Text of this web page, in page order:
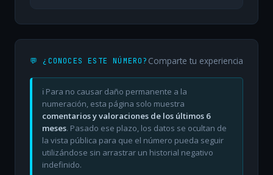
💬 ¿CONOCES ESTE NÚMERO? Comparte tu experiencia
ℹ️ Para no causar daño permanente a la
numeración, esta página solo muestra
comentarios y valoraciones de los últimos 6
meses. Pasado ese plazo, los datos se ocultan de
la vista pública para que el número pueda seguir
utilizándose sin arrastrar un historial negativo
indefinido.